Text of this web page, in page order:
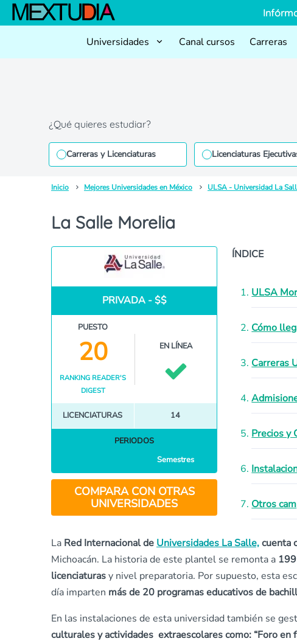
Universidades Canal cursos Carreras
¿Qué quieres estudiar?
Carreras y Licenciaturas Licenciaturas
Inicio Mejores Universidades en México ULSA - Universidad La
La Salle Morelia
PRIVADA - $$
PUESTO
20
RANKING READER'S
DIGEST
EN LÍNEA
LICENCIATURAS 14
PERIODOS
Semestres
COMPARA CON OTRAS
UNIVERSIDADES
ÍNDICE
ULSA
Cómo
Carreras
Precios y
Otros
La Red Internacional de Universidades La Salle,cuenta
Michoacán. La historia de este plantel se remonta a
licenciaturasy nivel preparatoria. Por supuesto, esta
día imparten más de 20 programas educativos de
En las instalaciones de esta universidad también se
culturales y actividades extraescolares como: “Foro en